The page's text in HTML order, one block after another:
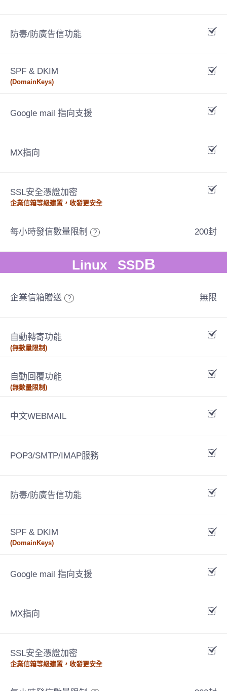
防毒/防廣告信功能
SPF & DKIM
(DomainKeys)
Google mail 指向支援
MX指向
SSL安全憑證加密
企業信箱等級建置，收發更安全
每小時發信數量限制 ? 200封
Linux SSDB
企業信箱贈送 ? 無限
自動轉寄功能
(無數量限制)
自動回覆功能
(無數量限制)
中文WEBMAIL
POP3/SMTP/IMAP服務
防毒/防廣告信功能
SPF & DKIM
(DomainKeys)
Google mail 指向支援
MX指向
SSL安全憑證加密
企業信箱等級建置，收發更安全